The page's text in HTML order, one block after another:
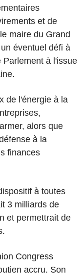
et de
maire du Grand
éventuel défi à
Parlement à l'issue
de l'énergie à la
alors que
à la
finances
à toutes
3 milliards de
et permettrait de
Congress
accru. Son